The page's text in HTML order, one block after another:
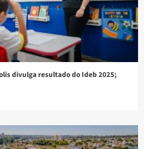
divulga resultado do Ideb 2025;